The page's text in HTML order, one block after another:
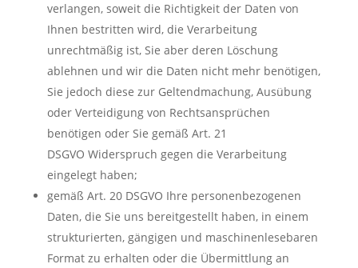
verlangen, soweit die Richtigkeit der Daten von
Ihnen bestritten wird, die Verarbeitung
unrechtmäßig ist, Sie aber deren Löschung
ablehnen und wir die Daten nicht mehr benötigen,
Sie jedoch diese zur Geltendmachung, Ausübung
oder Verteidigung von Rechtsansprüchen
benötigen oder Sie gemäß Art. 21
DSGVO Widerspruch gegen die Verarbeitung
eingelegt haben;
gemäß Art. 20 DSGVO Ihre personenbezogenen
Daten, die Sie uns bereitgestellt haben, in einem
strukturierten, gängigen und maschinenlesebaren
Format zu erhalten oder die Übermittlung an